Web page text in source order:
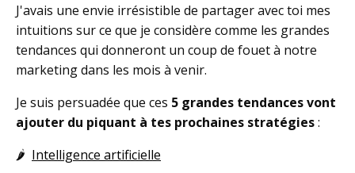
J'avais une envie irrésistible de partager avec toi mes
intuitions sur ce que je considère comme les grandes
tendances qui donneront un coup de fouet à notre
marketing dans les mois à venir.
Je suis persuadée que ces 5 grandes tendances vont
ajouter du piquant à tes prochaines stratégies:
🌶️ Intelligence artificielle